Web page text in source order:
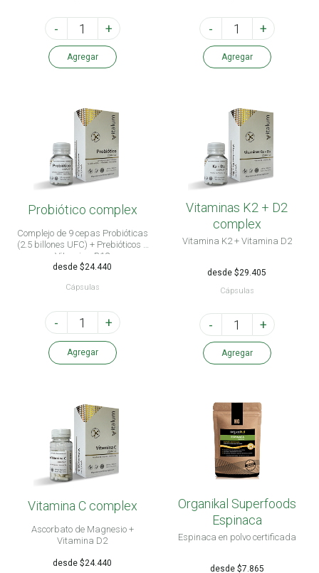
- +
Agregar
- +
Agregar
Probiótico complex
Complejo de 9 cepas Probióticas
(2.5 billones UFC) + Prebióticos +
Vitamina B12
desde $24.440
Cápsulas
- +
Agregar
Vitaminas K2 + D2
complex
Vitamina K2 + Vitamina D2
desde $29.405
Cápsulas
- +
Agregar
Vitamina C complex
Ascorbato de Magnesio +
Vitamina D2
desde $24.440
Organikal Superfoods
Espinaca
Espinaca en polvo certificada
desde $7.865